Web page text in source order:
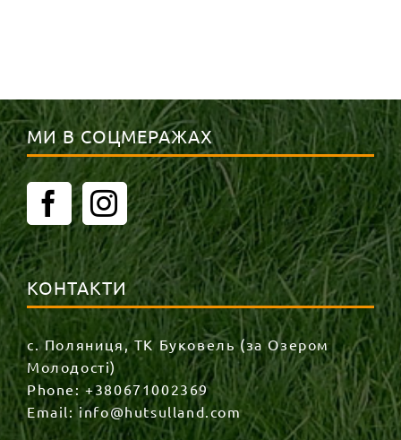
МИ В СОЦМЕРАЖАХ
КОНТАКТИ
с. Поляниця, ТК Буковель (за Озером
Молодості)
Phone:+380671002369
Email:info@hutsulland.com